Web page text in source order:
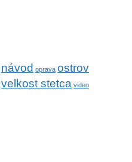
návod oprava ostrov
velkost stetca video